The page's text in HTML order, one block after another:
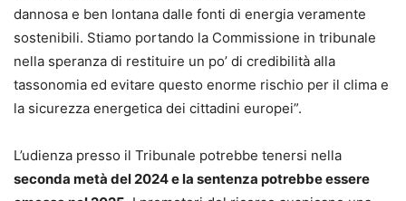
dannosa e ben lontana dalle fonti di energia veramente
sostenibili. Stiamo portando la Commissione in tribunale
nella speranza di restituire un po’ di credibilità alla
tassonomia ed evitare questo enorme rischio per il clima e
la sicurezza energetica dei cittadini europei”.
L’udienza presso il Tribunale potrebbe tenersi nella
seconda metà del 2024 e la sentenza potrebbe essere